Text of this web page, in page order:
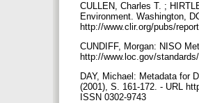
CULLEN, Charles T. ;
Environment. Washington,
http://www.clir.org/pubs/
CUNDIFF, Morgan: NISO
http://www.loc.gov/
DAY, Michael: Metadata for
(2001), S. 161-172. - URL
ISSN 0302-9743